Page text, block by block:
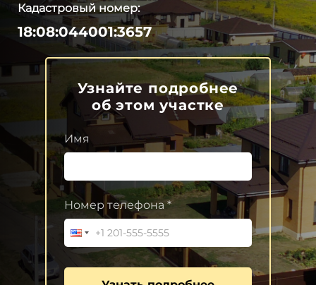
Кадастровый номер:
18:08:044001:3657
Узнайте подробнее
об этом участке
Имя
Номер телефона *